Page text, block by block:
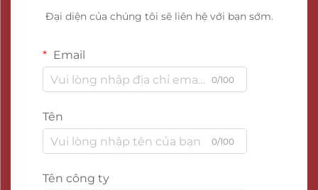
Đại diện của chúng tôi sẽ liên hệ với bạn sớm.
Email
0/100
Tên
0/100
Tên công ty